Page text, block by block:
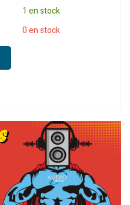
1 en stock
0 en stock